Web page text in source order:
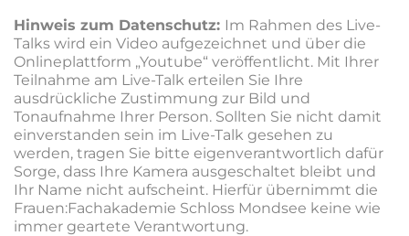
Hinweis zum Datenschutz: Im Rahmen des Live-
Talks wird ein Video aufgezeichnet und über die
Onlineplattform „Youtube“ veröffentlicht. Mit Ihrer
Teilnahme am Live-Talk erteilen Sie Ihre
ausdrückliche Zustimmung zur Bild und
Tonaufnahme Ihrer Person. Sollten Sie nicht damit
einverstanden sein im Live-Talk gesehen zu
werden, tragen Sie bitte eigenverantwortlich dafür
Sorge, dass Ihre Kamera ausgeschaltet bleibt und
Ihr Name nicht aufscheint. Hierfür übernimmt die
Frauen:Fachakademie Schloss Mondsee keine wie
immer geartete Verantwortung.